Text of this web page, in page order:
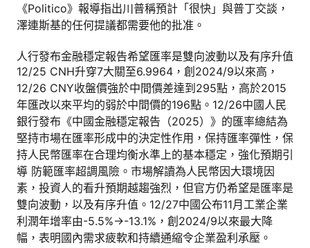
《Politico》報導指出川普稱預計「很快」與普丁交談，
澤連斯基的任何提議都需要他的批准。
人行發布金融穩定報告希望匯率是雙向波動以及有序升值
12/25 CNH升穿7大關至6.9964，創2024/9以來高，
12/26 CNY收盤價強於中間價差達到295點，高於2015
年匯改以來平均的弱於中間價的196點。12/26中國人民
銀行發布《中國金融穩定報告（2025）》的匯率總結為
堅持市場在匯率形成中的決定性作用，保持匯率彈性，保
持人民幣匯率在合理均衡水準上的基本穩定，強化預期引
導 防範匯率超調風險。市場解讀為人民幣因大環境因
素，投資人的看升預期越趨強烈，但官方仍希望是匯率是
雙向波動，以及有序升值。12/27中國公布11月工業企業
利潤年增率由-5.5%→-13.1%，創2024/9以來最大降
幅，表明國內需求疲軟和持續通縮令企業盈利承壓。